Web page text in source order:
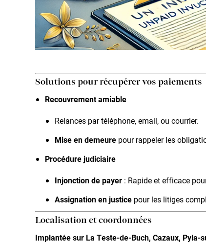
Solutions pour récupérer vos paiements
Recouvrement amiable
Relances par téléphone, email, ou courrier.
Mise en demeure pour rappeler les
Procédure judiciaire
Injonction de payer : Rapide et efficace
Assignation en justice pour les litiges
Localisation et coordonnées
Implantée sur La Teste-de-Buch, Cazaux,